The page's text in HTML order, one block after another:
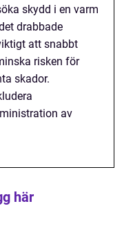
skydd i en varm
drabbade
att snabbt
risken för
skador.
av
här